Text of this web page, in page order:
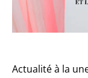
Actualité à la